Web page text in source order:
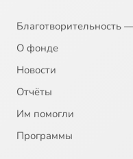
20
22
23
О фонде
Новости
Отчёты
Им помогли
Программы